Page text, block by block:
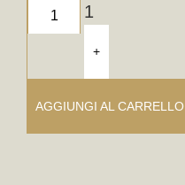
1
+
AGGIUNGI AL CARRELLO